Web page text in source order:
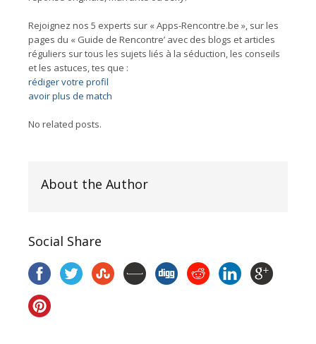
Rejoignez nos 5 experts sur « Apps-Rencontre.be », sur les
pages du « Guide de Rencontre’ avec des blogs et articles
réguliers sur tous les sujets liés à la séduction, les conseils
et les astuces, tes que :
rédiger votre profil
avoir plus de match
No related posts.
About the Author
Social Share